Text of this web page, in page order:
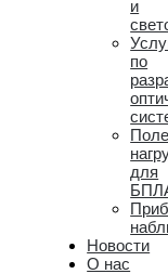
и
по
для
Новости
O нас